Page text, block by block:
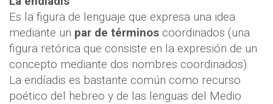
Es la figura de lenguaje que expresa una idea
mediante un par de términos coordinados (una
figura retórica que consiste en la expresión de un
concepto mediante dos nombres coordinados).
La endíadis es bastante común como recurso
poético del hebreo y de las lenguas del Medio